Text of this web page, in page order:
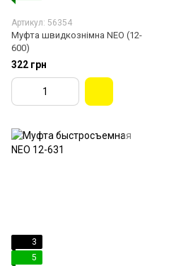
Артикул: 56354
Муфта швидкознімна NEO (12-
600)
322 грн
3
5